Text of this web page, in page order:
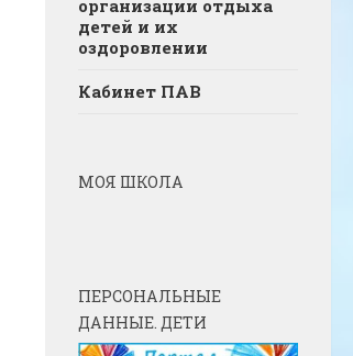
организации отдыха
детей и их
оздоровлении
Кабинет ПАВ
МОЯ ШКОЛА
ПЕРСОНАЛЬНЫЕ
ДАННЫЕ. ДЕТИ